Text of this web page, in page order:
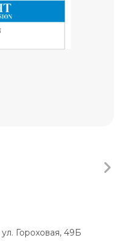
ул. Гороховая, 49Б